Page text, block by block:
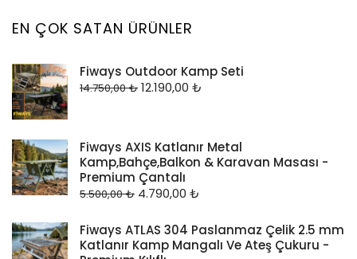
EN ÇOK SATAN ÜRÜNLER
Fiways Outdoor Kamp Seti
14.750,00₺ 12.190,00 ₺
Fiways AXIS Katlanır Metal
Kamp,Bahçe,Balkon & Karavan Masası -
Premium Çantalı
5.500,00₺ 4.790,00 ₺
Fiways ATLAS 304 Paslanmaz Çelik 2.5 mm
Katlanır Kamp Mangalı Ve Ateş Çukuru -